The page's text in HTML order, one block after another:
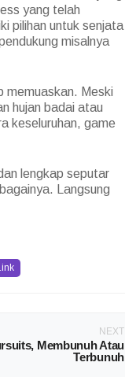
yang telah
pilihan untuk senjata
misalnya
memuaskan. Meski
hujan badai atau
keseluruhan, game
lengkap seputar
Langsung
NEXT
Membunuh Atau
Terbunuh